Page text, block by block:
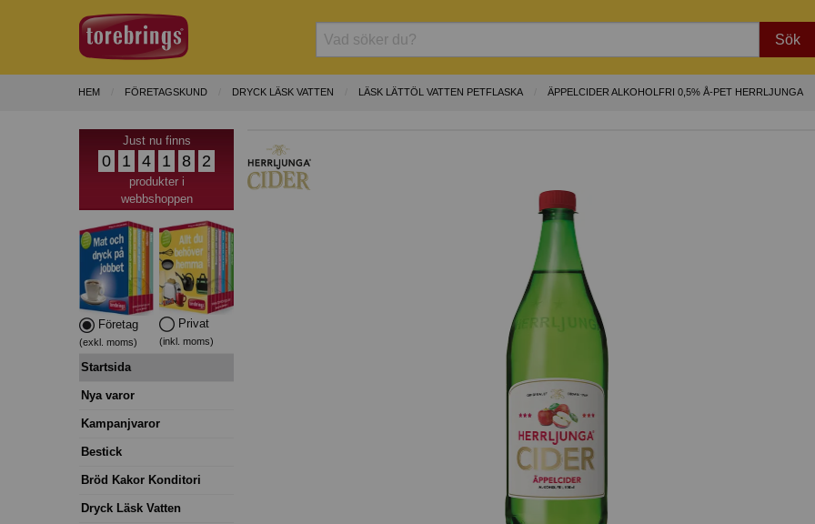
Sök
HEM FÖRETAGSKUND DRYCK LÄSK VATTEN LÄSK LÄTTÖL VATTEN PETFLASKA ÄPPELCIDER ALKOHOLFRI 0,5% Å-PET HERRLJUNGA
Just nu finns
0 1 4 1 8 2
produkter i
webbshoppen
Företag
(exkl. moms)
Privat
(inkl. moms)
Startsida
Nya varor
Kampanjvaror
Bestick
Bröd Kakor Konditori
Dryck Läsk Vatten